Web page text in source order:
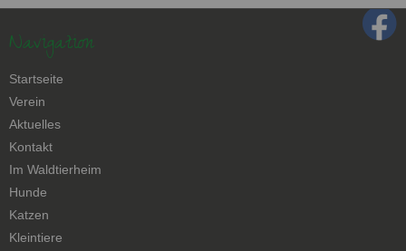
Navigation
Navigation
überspringen
Startseite
Verein
Aktuelles
Kontakt
Navigation
überspringen
Im Waldtierheim
Hunde
Katzen
Kleintiere